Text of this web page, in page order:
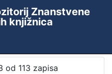
Znanstvene
knjižnica
od 113 zapisa